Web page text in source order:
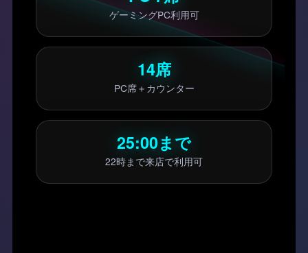
ゲーミングPC利用可
14席
PC席＋カウンター
25:00まで
22時まで来店で利用可